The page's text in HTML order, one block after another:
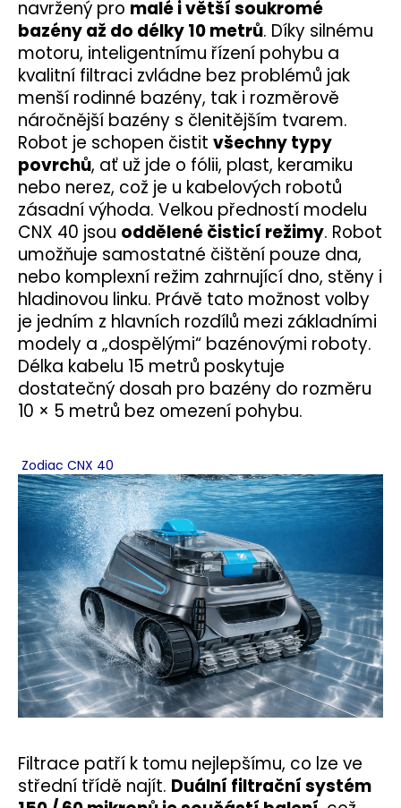
navržený pro malé i větší soukromé
bazény až do délky 10 metrů. Díky silnému
motoru, inteligentnímu řízení pohybu a
kvalitní filtraci zvládne bez problémů jak
menší rodinné bazény, tak i rozměrově
náročnější bazény s členitějším tvarem.
Robot je schopen čistit všechny typy
povrchů, ať už jde o fólii, plast, keramiku
nebo nerez, což je u kabelových robotů
zásadní výhoda. Velkou předností modelu
CNX 40 jsou oddělené čisticí režimy. Robot
umožňuje samostatné čištění pouze dna,
nebo komplexní režim zahrnující dno, stěny i
hladinovou linku. Právě tato možnost volby
je jedním z hlavních rozdílů mezi základními
modely a „dospělými“ bazénovými roboty.
Délka kabelu 15 metrů poskytuje
dostatečný dosah pro bazény do rozměru
10 × 5 metrů bez omezení pohybu.
Zodiac CNX 40
Filtrace patří k tomu nejlepšímu, co lze ve
střední třídě najít. Duální filtrační systém